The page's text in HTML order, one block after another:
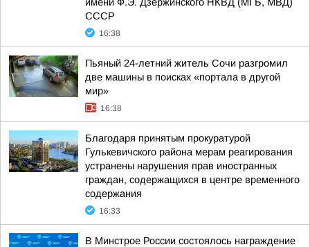
СССР
16:38
Пьяный 24-летний житель Сочи разгромил
две машины в поисках «портала в другой
мир»
16:38
Благодаря принятым прокуратурой
Гулькевичского района мерам реагирования
устранены нарушения прав иностранных
граждан, содержащихся в центре временного
содержания
16:33
В Минстрое России состоялось награждение